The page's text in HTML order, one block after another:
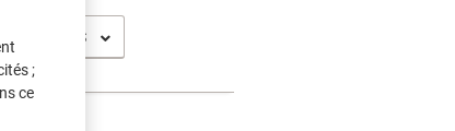
CM 3530 FS
;
ce